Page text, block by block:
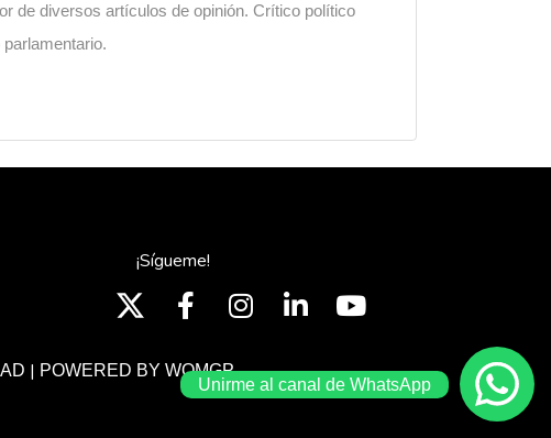
de diversos artículos de opinión. Crítico político
¡Sígueme!
| POWERED BY WOMGP
Unirme al canal de WhatsApp